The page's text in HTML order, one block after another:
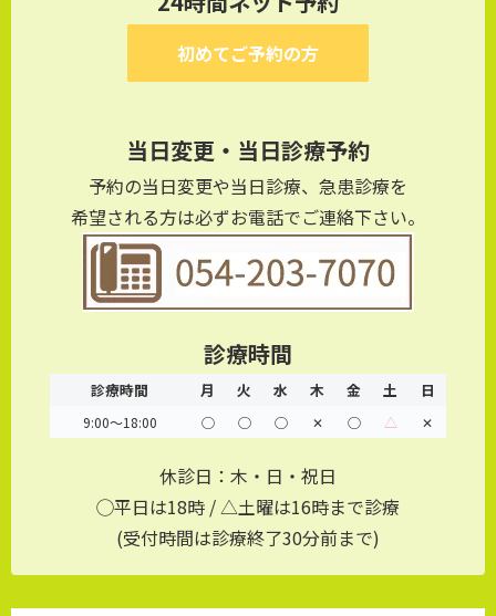
初めてご予約の方
当日変更・当日診療予約
予約の当日変更や当日診療、急患診療を
希望される方は必ずお電話でご連絡下さい。
診療時間
診療時間 月 火 水 木 金 土 日
9:00～18:00 ◯ ◯ ◯ ✕ ◯ △ ✕
休診日：木・日・祝日
◯平日は18時 / △土曜は16時まで診療
(受付時間は診療終了30分前まで)